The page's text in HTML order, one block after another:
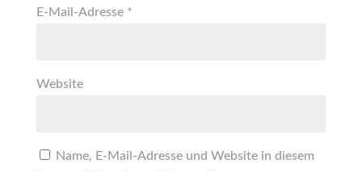
E-Mail-Adresse *
Website
Name, E-Mail-Adresse und Website in diesem